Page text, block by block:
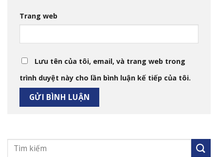
Trang web
Lưu tên của tôi, email, và trang web trong
trình duyệt này cho lần bình luận kế tiếp của tôi.